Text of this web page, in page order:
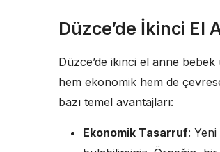
Düzce’de İkinci El
Düzce’de ikinci el anne
hem ekonomik hem de
bazı temel avantajları:
Ekonomik Tasarruf: